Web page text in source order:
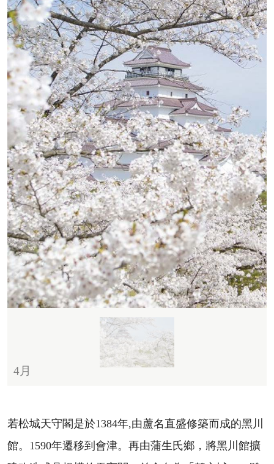
4月
若松城天守閣是於1384年,由蘆名直盛修築而成的黑川
館。1590年遷移到會津。再由蒲生氏鄉，將黑川館擴